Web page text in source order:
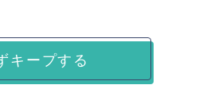
キープする